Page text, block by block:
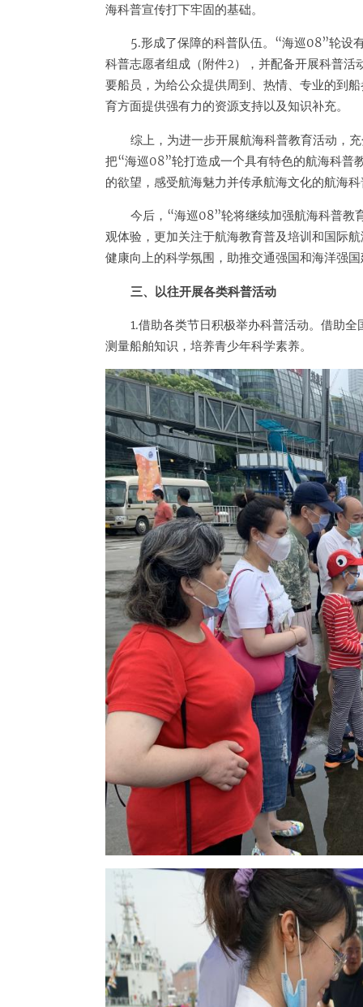
海科普宣传打下牢固的基础。
5.形成了保障的科普队伍。“海巡08”轮设
科普志愿者组成（附件2），并配备开展科普
要船员，为给公众提供周到、热情、专业的到
育方面提供强有力的资源支持以及知识补充。
综上，为进一步开展航海科普教育活动，
把“海巡08”轮打造成一个具有特色的航海科普
的欲望，感受航海魅力并传承航海文化的航海
今后，“海巡08”轮将继续加强航海科普教
观体验，更加关注于航海教育普及培训和国际
健康向上的科学氛围，助推交通强国和海洋强
三、以往开展各类科普活动
1.借助各类节日积极举办科普活动。借助
测量船舶知识，培养青少年科学素养。